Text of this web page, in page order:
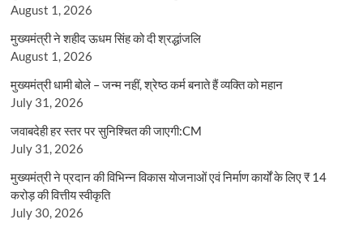
August 1, 2026
मुख्यमंत्री ने शहीद ऊधम सिंह को दी श्रद्धांजलि
August 1, 2026
मुख्यमंत्री धामी बोले – जन्म नहीं, श्रेष्ठ कर्म बनाते हैं व्यक्ति को महान
July 31, 2026
जवाबदेही हर स्तर पर सुनिश्चित की जाएगी:CM
July 31, 2026
मुख्यमंत्री ने प्रदान की विभिन्न विकास योजनाओं एवं निर्माण कार्यों के लिए ₹ 14
करोड़ की वित्तीय स्वीकृति
July 30, 2026